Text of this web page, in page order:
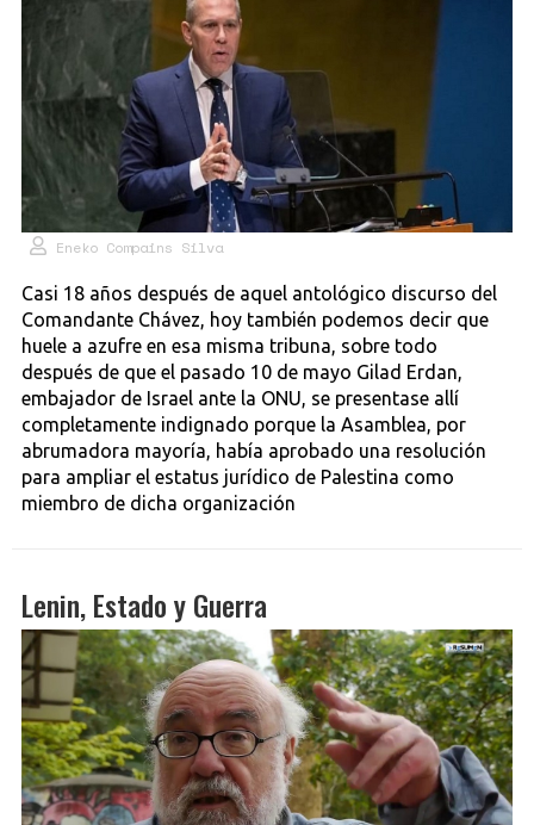
Eneko Compains Silva
Casi 18 años después de aquel antológico discurso del
Comandante Chávez, hoy también podemos decir que
huele a azufre en esa misma tribuna, sobre todo
después de que el pasado 10 de mayo Gilad Erdan,
embajador de Israel ante la ONU, se presentase allí
completamente indignado porque la Asamblea, por
abrumadora mayoría, había aprobado una resolución
para ampliar el estatus jurídico de Palestina como
miembro de dicha organización
Lenin, Estado y Guerra